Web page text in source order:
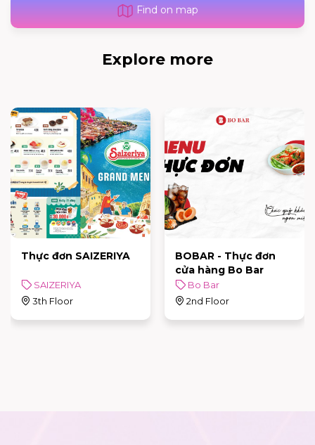
Find on map
Explore more
Thực đơn SAIZERIYA
SAIZERIYA
3th Floor
BOBAR - Thực đơn
cửa hàng Bo Bar
Bo Bar
2nd Floor